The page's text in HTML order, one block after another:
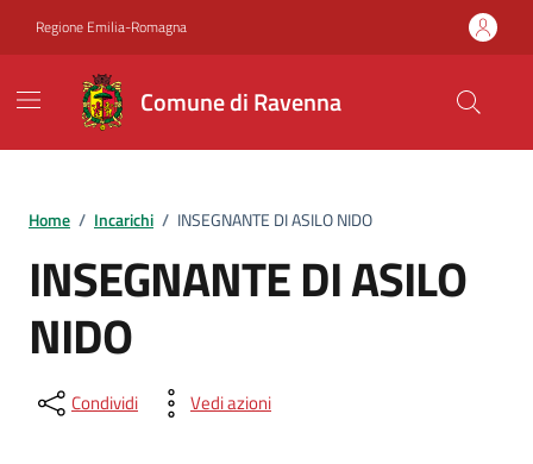
Regione Emilia-Romagna
Comune di Ravenna
Home / Incarichi / INSEGNANTE DI ASILO NIDO
INSEGNANTE DI ASILO
NIDO
Condividi Vedi azioni